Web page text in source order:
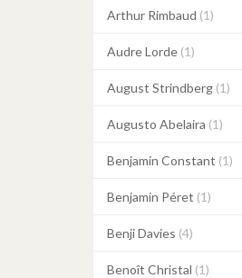
Arthur Rimbaud (1)
Audre Lorde (1)
August Strindberg (1)
Augusto Abelaira (1)
Benjamin Constant (1)
Benjamin Péret (1)
Benji Davies (4)
Benoît Christal (1)